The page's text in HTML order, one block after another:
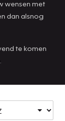
wensen met
dan alsnog
te komen